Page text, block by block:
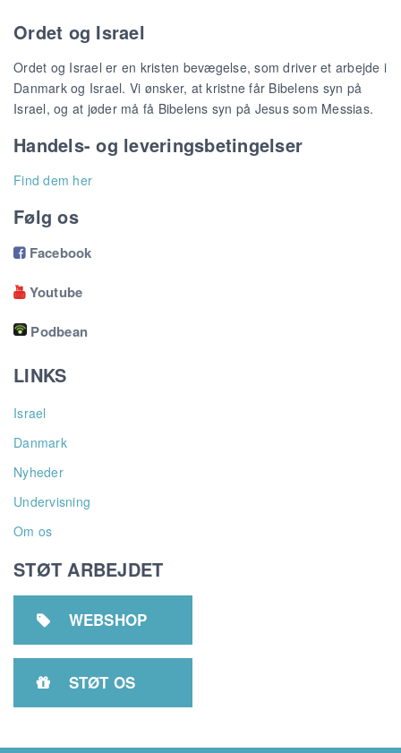
Ordet og Israel
Ordet og Israel er en kristen bevægelse, som driver et arbejde i
Danmark og Israel. Vi ønsker, at kristne får Bibelens syn på
Israel, og at jøder må få Bibelens syn på Jesus som Messias.
Handels- og leveringsbetingelser
Find dem her
Følg os
Facebook
Youtube
Podbean
LINKS
Israel
Danmark
Nyheder
Undervisning
Om os
STØT ARBEJDET
 WEBSHOP
 STØT OS